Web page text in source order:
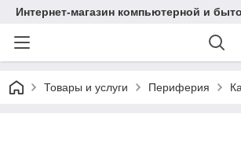
Интернет-магазин компьютерной и
Товары и услуги Периферия